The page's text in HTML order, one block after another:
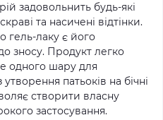
задовольнить будь-які
та насичені відтінки.
гель-лаку є його
до зносу. Продукт легко
одного шару для
патьоків на бічні
створити власну
застосування.